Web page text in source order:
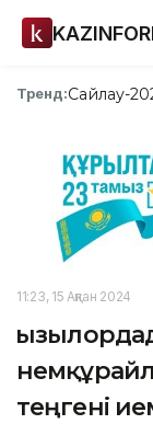
Тренд:Сайлау-
11:23, 15 Ақпан 2024
теңгені